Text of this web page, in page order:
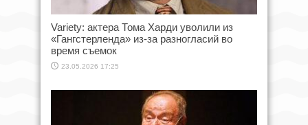
Variety: актера Тома Харди уволили из
«Гангстерленда» из-за разногласий во
время съемок
23.05.2026 17:25